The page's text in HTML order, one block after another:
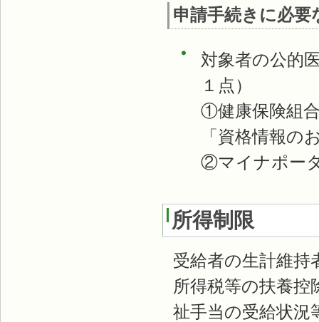
申請手続きに必要
対象者の公的
１点）
①健康保険組
「資格情報の
②マイナポー
所得制限
受給者の生計維持
所得税等の扶養控
祉手当の受給状況